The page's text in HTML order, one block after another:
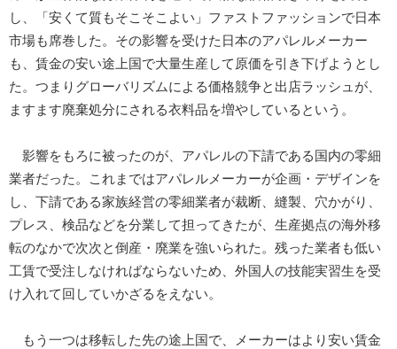
し、「安くて質もそこそこよい」ファストファッションで日本
市場も席巻した。その影響を受けた日本のアパレルメーカー
も、賃金の安い途上国で大量生産して原価を引き下げようとし
た。つまりグローバリズムによる価格競争と出店ラッシュが、
ますます廃棄処分にされる衣料品を増やしているという。
影響をもろに被ったのが、アパレルの下請である国内の零細
業者だった。これまではアパレルメーカーが企画・デザインを
し、下請である家族経営の零細業者が裁断、縫製、穴かがり、
プレス、検品などを分業して担ってきたが、生産拠点の海外移
転のなかで次次と倒産・廃業を強いられた。残った業者も低い
工賃で受注しなければならないため、外国人の技能実習生を受
け入れて回していかざるをえない。
もう一つは移転した先の途上国で、メーカーはより安い賃金